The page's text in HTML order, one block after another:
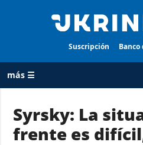
Suscripción
más ☰
TODAS LAS
Syrsky: La
frente es